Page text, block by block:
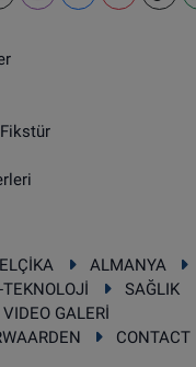
ALMANYA
SAĞLIK
VIDEO GALERİ
CONTACT